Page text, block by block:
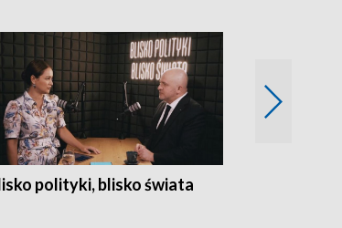
polityki, blisko świata